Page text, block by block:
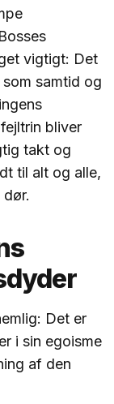
vigtigt: Det
samtid og
bliver
takt og
til alt og alle,
Det er
i sin egoisme
af den